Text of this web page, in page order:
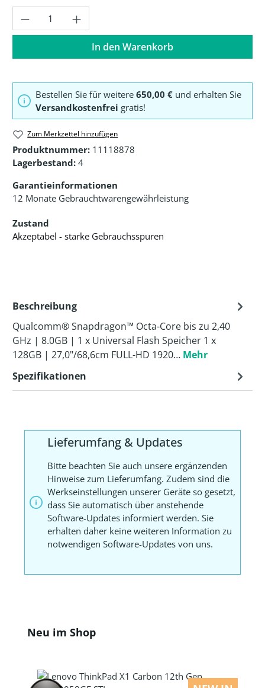
Produkt Anzahl: Gib den gewünschten
In den Warenkorb
Bestellen Sie für weitere 650,00 € und erhalten Sie
Versandkostenfrei gratis!
Zum Merkzettel hinzufügen
Produktnummer: 11118878
Lagerbestand: 4
Garantieinformationen
12 Monate Gebrauchtwarengewährleistung
Zustand
Akzeptabel - starke Gebrauchsspuren
Beschreibung
Qualcomm® Snapdragon™ Octa-Core bis zu 2,40
GHz | 8.0GB | 1 x Universal Flash Speicher 1 x
128GB | 27,0"/68,6cm FULL-HD 1920… Mehr
Spezifikationen
Lieferumfang & Updates
Bitte beachten Sie auch unsere ergänzenden
Hinweise zum Lieferumfang. Zudem sind die
Werkseinstellungen unserer Geräte so gesetzt,
dass Sie automatisch über anstehende
Software-Updates informiert werden. Sie
erhalten daher keine weiteren Information zu
notwendigen Software-Updates von uns.
Produktgalerie überspringen
Neu im Shop